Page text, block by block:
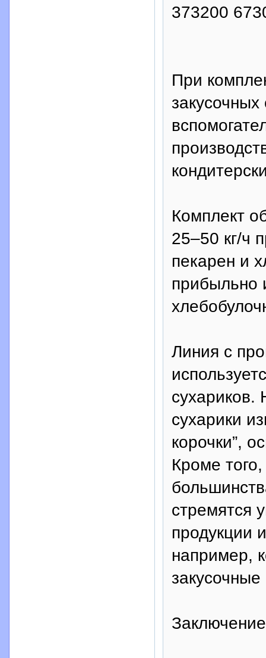
373200
При
закусочных
Комплект
25–50 кг/ч
пекарен и
прибыльно
Линия с
сухарики
корочки”,
Кроме
стремятся
продукции
например,
Заключение